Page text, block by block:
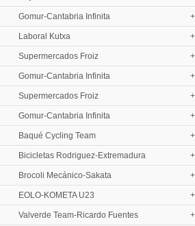
Gomur-Cantabria Infinita
Laboral Kutxa
Supermercados Froiz
Gomur-Cantabria Infinita
Supermercados Froiz
Gomur-Cantabria Infinita
Baqué Cycling Team
Bicicletas Rodriguez-Extremadura
Brocoli Mecánico-Sakata
EOLO-KOMETA U23
Valverde Team-Ricardo Fuentes